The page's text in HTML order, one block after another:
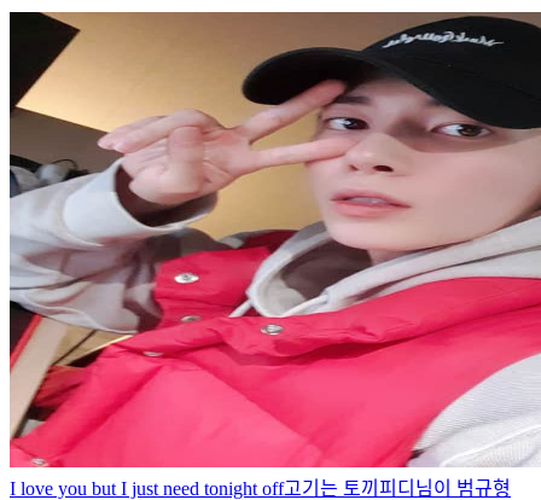
I love you but I just need tonight off고기는 토끼피디님이 범규형